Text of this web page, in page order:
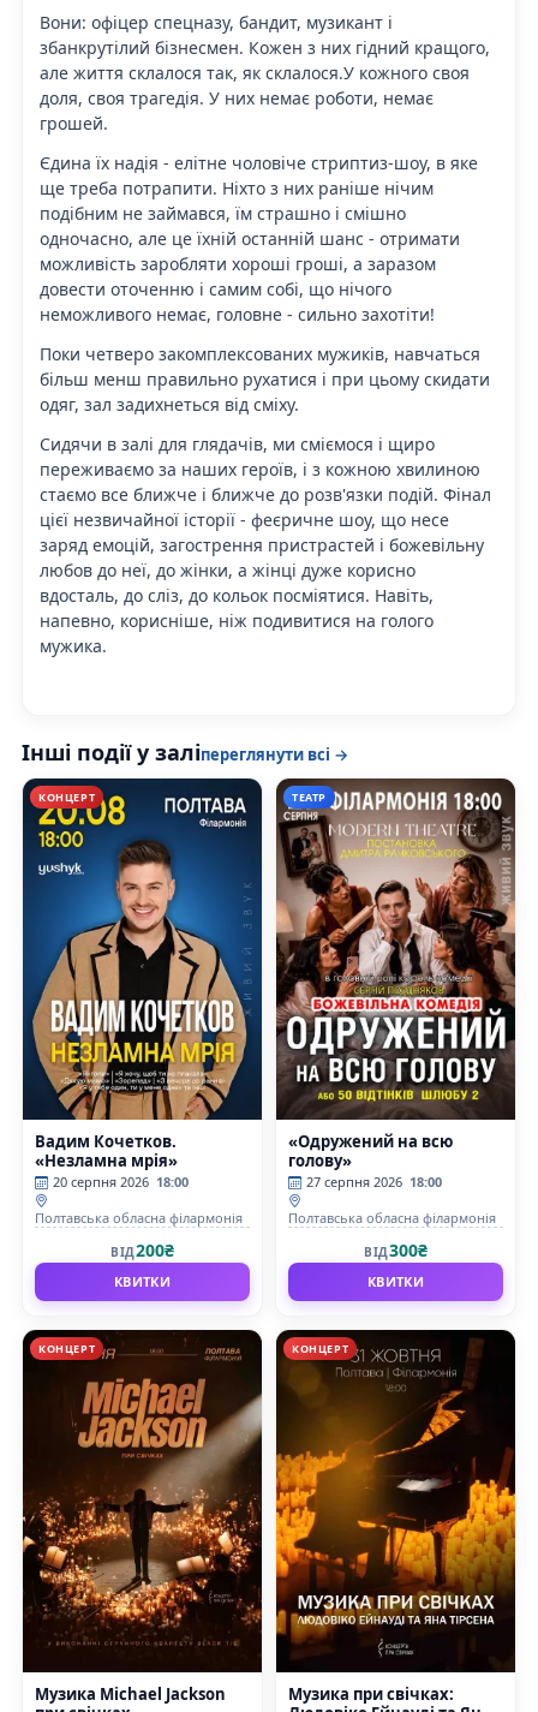
Вони: офіцер спецназу, бандит, музикант і
збанкрутілий бізнесмен. Кожен з них гідний кращого,
але життя склалося так, як склалося.У кожного своя
доля, своя трагедія. У них немає роботи, немає
грошей.
Єдина їх надія - елітне чоловіче стриптиз-шоу, в яке
ще треба потрапити. Ніхто з них раніше нічим
подібним не займався, їм страшно і смішно
одночасно, але це їхній останній шанс - отримати
можливість заробляти хороші гроші, а заразом
довести оточенню і самим собі, що нічого
неможливого немає, головне - сильно захотіти!
Поки четверо закомплексованих мужиків, навчаться
більш менш правильно рухатися і при цьому скидати
одяг, зал задихнеться від сміху.
Сидячи в залі для глядачів, ми сміємося і щиро
переживаємо за наших героїв, і з кожною хвилиною
стаємо все ближче і ближче до розв'язки подій. Фінал
цієї незвичайної історії - феєричне шоу, що несе
заряд емоцій, загострення пристрастей і божевільну
любов до неї, до жінки, а жінці дуже корисно
вдосталь, до сліз, до кольок посміятися. Навіть,
напевно, корисніше, ніж подивитися на голого
мужика.
Інші події у заліпереглянути всі →
КОНЦЕРТ
Вадим Кочетков.
«Незламна мрія»
20 серпня 2026 18:00
Полтавська обласна філармонія
ВІД200₴
КВИТКИ
ТЕАТР
«Одружений на всю
голову»
27 серпня 2026 18:00
Полтавська обласна філармонія
ВІД300₴
КВИТКИ
КОНЦЕРТ
Музика Michael Jackson
КОНЦЕРТ
Музика при свічках: